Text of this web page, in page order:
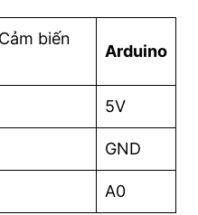
biến
Arduino
5V
GND
A0